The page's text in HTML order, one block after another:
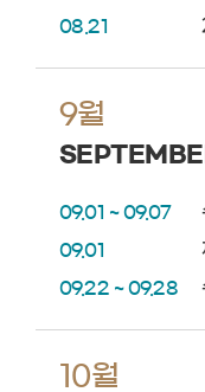
08.21
9월
09.01 ~ 09.07
09.01
09.22 ~ 09.28
10월